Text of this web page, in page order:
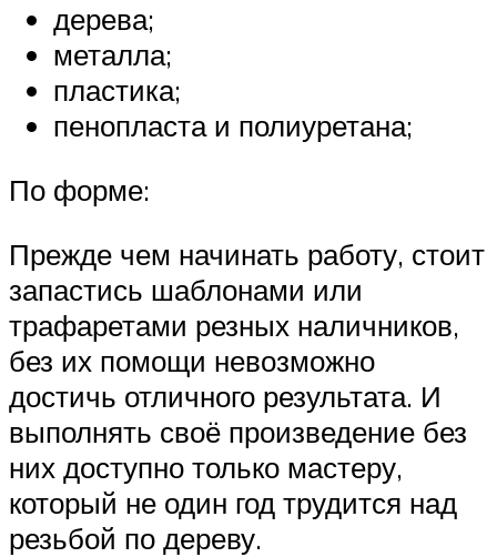
дерева;
металла;
пластика;
пенопласта и полиуретана;
По форме:
Прежде чем начинать работу, стоит
запастись шаблонами или
трафаретами резных наличников,
без их помощи невозможно
достичь отличного результата. И
выполнять своё произведение без
них доступно только мастеру,
который не один год трудится над
резьбой по дереву.